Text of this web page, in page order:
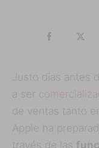
Justo días antes
a ser
de ventas tanto
Apple ha
través de las